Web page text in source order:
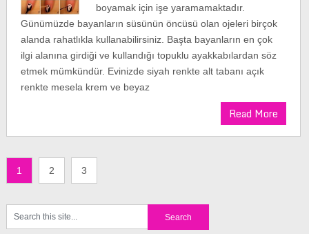
boyamak için işe yaramamaktadır.
Günümüzde bayanların süsünün öncüsü olan ojeleri birçok
alanda rahatlıkla kullanabilirsiniz. Başta bayanların en çok
ilgi alanına girdiği ve kullandığı topuklu ayakkabılardan söz
etmek mümkündür. Evinizde siyah renkte alt tabanı açık
renkte mesela krem ve beyaz
Read More
1 2 3